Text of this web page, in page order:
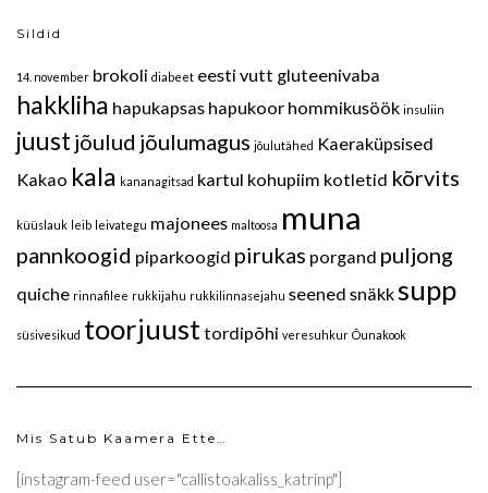
Sildid
14. november brokoli diabeet eesti vutt gluteenivaba
hakkliha hapukapsas hapukoor hommikusöök insuliin
juustjõulud jõulumagus jõulutähed Kaeraküpsised
Kakao kala kananagitsad kartul kohupiim kotletid kõrvits
küüslauk leib leivategu majonees maltoosa muna
pannkoogid piparkoogid pirukas porgand puljong
quiche rinnafilee rukkijahu rukkilinnasejahu seened snäkksupp
süsivesikud toorjuusttordipõhi veresuhkur Õunakook
Mis Satub Kaamera Ette…
[instagram-feed user="callistoakaliss_katrinp"]